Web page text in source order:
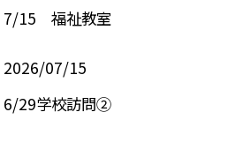
7/15 福祉教室
2026/07/15
6/29学校訪問②